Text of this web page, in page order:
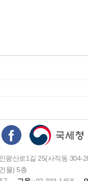
왕산로1길 25(사직동 304-
물) 5층